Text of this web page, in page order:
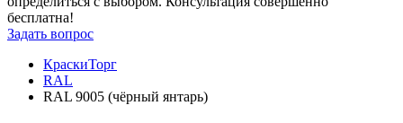
бесплатна!
Задать вопрос
КраскиТорг
RAL
RAL 9005 (чёрный янтарь)